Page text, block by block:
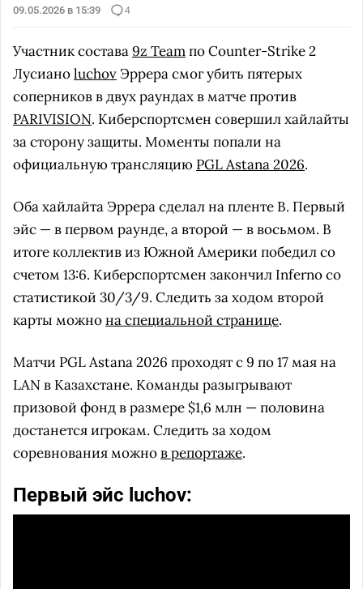
09.05.2026 в 15:39 4
Участник состава9z Teamпо Counter-Strike 2
ЛусианоluchovЭррера смог убить пятерых
соперников в двух раундах в матче против
PARIVISION. Киберспортсмен совершил хайлайты
за сторону защиты. Моменты попали на
официальную трансляцию PGL Astana 2026.
Оба хайлайта Эррера сделал на пленте B. Первый
эйс — в первом раунде, а второй — в восьмом. В
итоге коллектив из Южной Америки победил со
счетом 13:6. Киберспортсмен закончил Inferno со
статистикой 30/3/9. Следить за ходом второй
карты можнона специальной странице.
Матчи PGL Astana 2026 проходят с 9 по 17 мая на
LAN в Казахстане. Команды разыгрывают
призовой фонд в размере $1,6 млн — половина
достанется игрокам. Следить за ходом
соревнования можнов репортаже.
Первый эйс luchov: